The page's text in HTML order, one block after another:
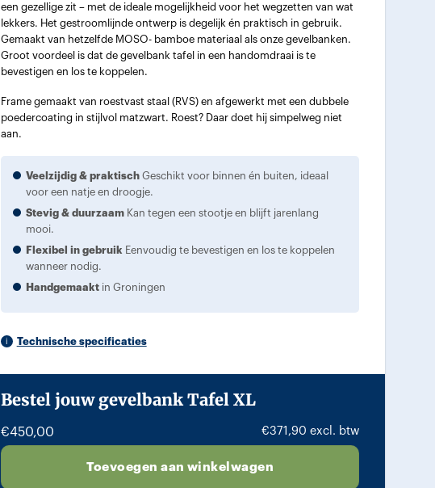
een gezellige zit – met de ideale mogelijkheid voor het wegzetten van wat
lekkers. Het gestroomlijnde ontwerp is degelijk én praktisch in gebruik.
Gemaakt van hetzelfde MOSO- bamboe materiaal als onze gevelbanken.
Groot voordeel is dat de gevelbank tafel in een handomdraai is te
bevestigen en los te koppelen.
Frame gemaakt van roestvast staal (RVS) en afgewerkt met een dubbele
poedercoating in stijlvol matzwart. Roest? Daar doet hij simpelweg niet
aan.
Veelzijdig & praktisch Geschikt voor binnen én buiten, ideaal
voor een natje en droogje.
Stevig & duurzaam Kan tegen een stootje en blijft jarenlang
mooi.
Flexibel in gebruik Eenvoudig te bevestigen en los te koppelen
wanneer nodig.
Handgemaakt in Groningen
Technische specificaties
Bestel jouw gevelbank Tafel XL
€450,00 €371,90 excl. btw
Toevoegen aan winkelwagen